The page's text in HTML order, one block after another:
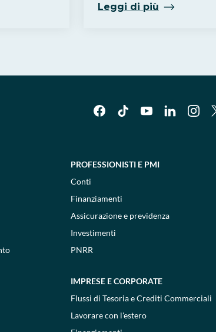
Leggi di più
PROFESSIONISTI E PMI
Conti
Finanziamenti
Assicurazione e previdenza
Investimenti
PNRR
IMPRESE E CORPORATE
Flussi di Tesoria e Crediti Commerciali
Lavorare con l'estero